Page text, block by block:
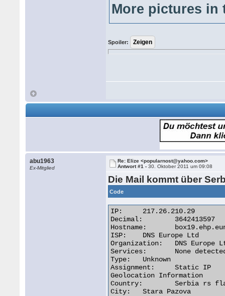
More pictures in
Spoiler:
abu1963
Ex-Mitglied
Re: Elize <popularnost@yahoo.com>
Antwort #1 -30. Oktober 2011 um 09:08
Die Mail kommt über
Code
IP:	217.26.210.29
Decimal:	3642413597
Hostname:	box19.ehp.eunethosting.com
ISP:	DNS Europe Ltd
Organization:	DNS Europe Ltd
Services:	None detected
Type:	Unknown
Assignment:	Static IP
Geolocation Information
Country:	Serbia rs flag
City:	Stara Pazova